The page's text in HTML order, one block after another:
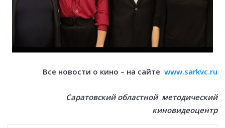
Все новости о кино – на сайте www.sarkvc.ru
Саратовский областной методический
киновидеоцентр